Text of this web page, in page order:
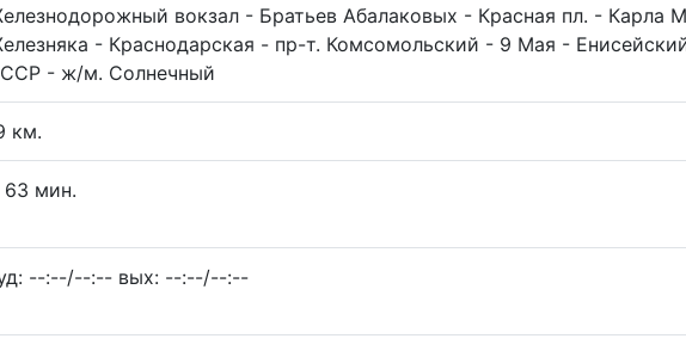
вокзал - Братьев Абалаковых - Красная пл. - Карла
- Краснодарская - пр-т. Комсомольский - 9 Мая -
- ж/м. Солнечный
км.
63 мин.
--:--/--:-- вых: --:--/--:--